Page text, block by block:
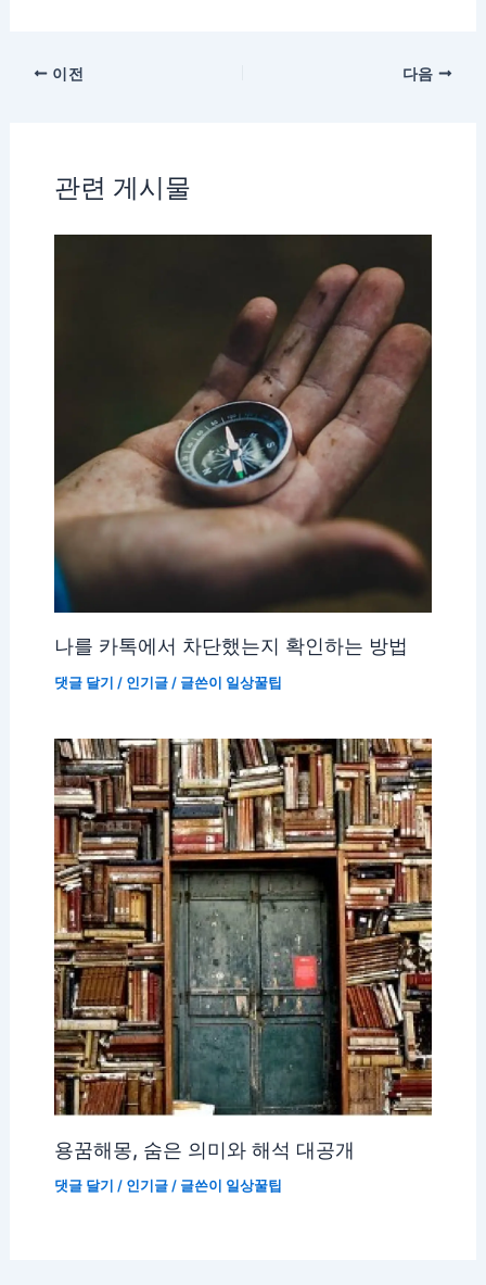
이전 다음
관련 게시물
나를 카톡에서 차단했는지 확인하는 방법
댓글 달기 / 인기글/ 글쓴이 일상꿀팁
용꿈해몽, 숨은 의미와 해석 대공개
댓글 달기 / 인기글/ 글쓴이 일상꿀팁